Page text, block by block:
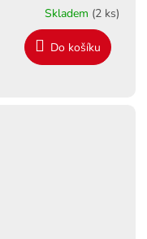
Skladem (2 ks)
Do košíku